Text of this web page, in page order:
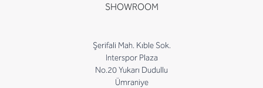
SHOWROOM
Şerifali Mah. Kıble Sok.
Interspor Plaza
No.20 Yukarı Dudullu
Ümraniye